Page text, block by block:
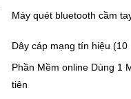
Máy quét bluetooth cầm
Dây cáp mạng tín hiệu (10
Phần Mềm online Dùng 1
tiên